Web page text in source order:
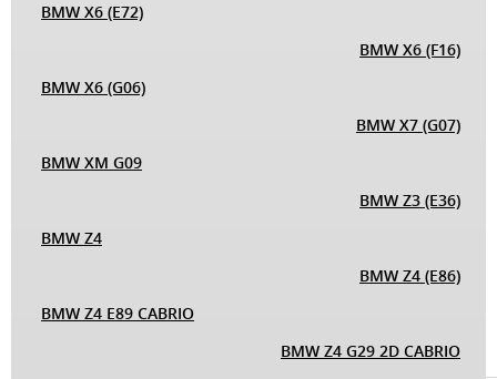
BMW X6 (E72)
BMW X6 (F16)
BMW X6 (G06)
BMW X7 (G07)
BMW XM G09
BMW Z3 (E36)
BMW Z4
BMW Z4 (E86)
BMW Z4 E89 CABRIO
BMW Z4 G29 2D CABRIO